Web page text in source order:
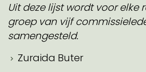
Uit deze lijst wordt voor elke
groep van vijf
samengesteld.
Zuraida Buter